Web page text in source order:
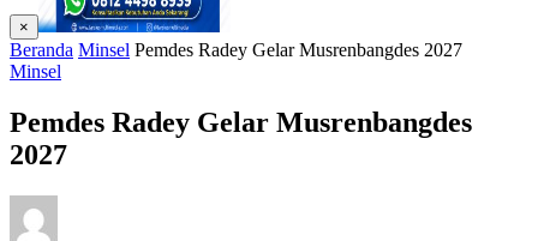
×
Beranda Minsel Pemdes Radey Gelar Musrenbangdes 2027
Minsel
Pemdes Radey Gelar Musrenbangdes
2027